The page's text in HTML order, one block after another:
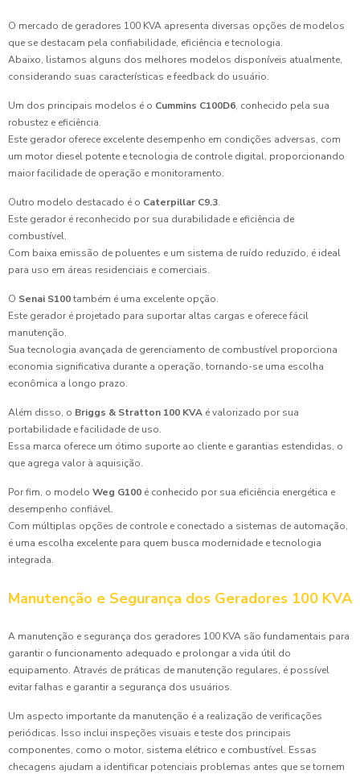
O mercado de geradores 100 KVA apresenta diversas opções de modelos
que se destacam pela confiabilidade, eficiência e tecnologia.
Abaixo, listamos alguns dos melhores modelos disponíveis atualmente,
considerando suas características e feedback do usuário.
Um dos principais modelos é o Cummins C100D6, conhecido pela sua
robustez e eficiência.
Este gerador oferece excelente desempenho em condições adversas, com
um motor diesel potente e tecnologia de controle digital, proporcionando
maior facilidade de operação e monitoramento.
Outro modelo destacado é o Caterpillar C9.3.
Este gerador é reconhecido por sua durabilidade e eficiência de
combustível.
Com baixa emissão de poluentes e um sistema de ruído reduzido, é ideal
para uso em áreas residenciais e comerciais.
O Senai S100também é uma excelente opção.
Este gerador é projetado para suportar altas cargas e oferece fácil
manutenção.
Sua tecnologia avançada de gerenciamento de combustível proporciona
economia significativa durante a operação, tornando-se uma escolha
econômica a longo prazo.
Além disso, o Briggs & Stratton 100 KVA é valorizado por sua
portabilidade e facilidade de uso.
Essa marca oferece um ótimo suporte ao cliente e garantias estendidas, o
que agrega valor à aquisição.
Por fim, o modelo Weg G100 é conhecido por sua eficiência energética e
desempenho confiável.
Com múltiplas opções de controle e conectado a sistemas de automação,
é uma escolha excelente para quem busca modernidade e tecnologia
integrada.
Manutenção e Segurança dos Geradores 100 KVA
A manutenção e segurança dos geradores 100 KVA são fundamentais para
garantir o funcionamento adequado e prolongar a vida útil do
equipamento. Através de práticas de manutenção regulares, é possível
evitar falhas e garantir a segurança dos usuários.
Um aspecto importante da manutenção é a realização de verificações
periódicas. Isso inclui inspeções visuais e teste dos principais
componentes, como o motor, sistema elétrico e combustível. Essas
checagens ajudam a identificar potenciais problemas antes que se tornem